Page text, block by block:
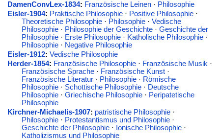
DamenConvLex-1834: Französische Leinen· Philosophie
Eisler-1904: Praktische Philosophie· Positive Philosophie·
Theoretische Philosophie· Philosophie· Vedische
Philosophie· Philosophie der Geschichte· Geschichte der
Philosophie· Erste Philosophie· Katholische Philosophie·
Philosophie· Negative Philosophie
Eisler-1912: Vedische Philosophie
Herder-1854: Französische Philosophie· Französische Musik ·
Französische Sprache· Französische Kunst·
Französische Literatur· Philosophie· Römische
Philosophie· Schottische Philosophie· Deutsche
Philosophie· Griechische Philosophie· Peripatetische
Philosophie
Kirchner-Michaelis-1907: patristische Philosophie·
Philosophie· Protestantismus und Philosophie·
Geschichte der Philosophie· Ionische Philosophie·
Katholizismus und Philosophie